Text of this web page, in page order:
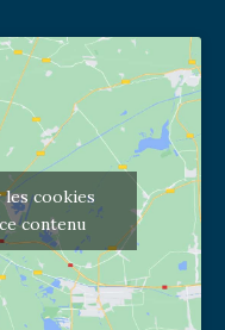
cookies
contenu